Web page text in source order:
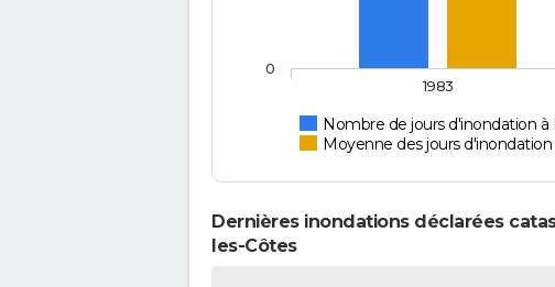
Nombre de jours d'inondation à
Moyenne des jours
1983
0
Dernières inondations déclarées
les-Côtes